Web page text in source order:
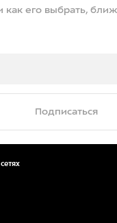
как его выбрать,
Подписаться